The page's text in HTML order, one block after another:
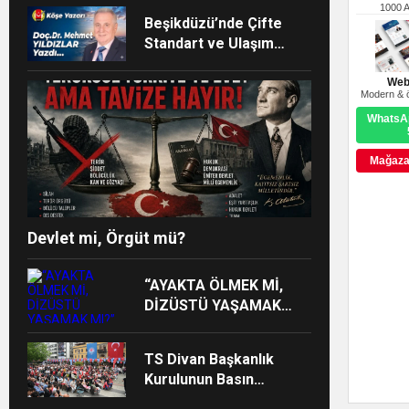
1000
Modern &
Beşikdüzü’nde Çifte
Standart ve Ulaşım
Devlet mi, Örgüt mü?
“AYAKTA ÖLMEK Mİ,
DİZÜSTÜ YAŞAMAK
TS Divan Başkanlık
Kurulunun Basın